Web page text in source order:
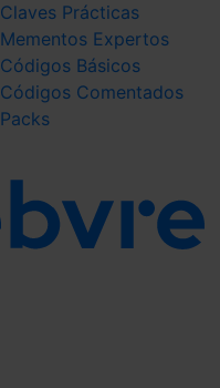
Claves Prácticas
Mementos Expertos
Códigos Básicos
Códigos Comentados
Packs